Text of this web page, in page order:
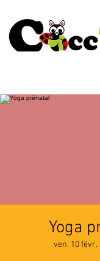
Yoga
ven. 10 févr.
  |